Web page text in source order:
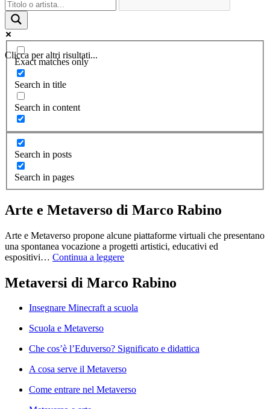
Clicca per altri risultati...
Exact matches only
Search in title
Search in content
Search in posts
Search in pages
Arte e Metaverso di Marco Rabino
Arte e Metaverso propone alcune piattaforme virtuali che presentano
una spontanea vocazione a progetti artistici, educativi ed
espositivi… Continua a leggere
Metaversi di Marco Rabino
Insegnare Minecraft a scuola
Scuola e Metaverso
Che cos’è l’Eduverso? Significato e didattica
A cosa serve il Metaverso
Come entrare nel Metaverso